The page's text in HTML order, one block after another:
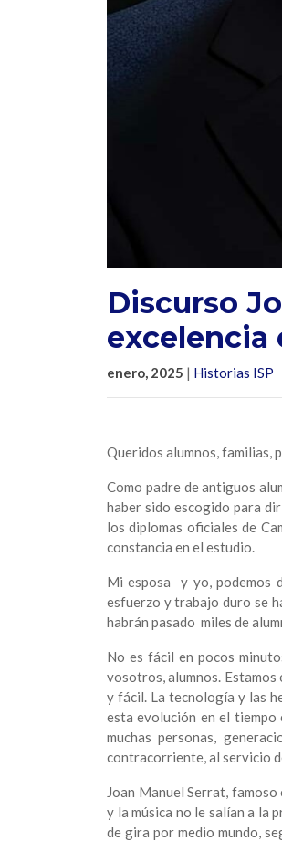
Discurso
excelencia
enero, 2025 | Historias ISP
Queridos alumnos, familias,
Como padre de antiguos
haber sido escogido para
los diplomas oficiales de
constancia en el estudio.
Mi esposa y yo, podemos
esfuerzo y trabajo duro se
habrán pasado miles de
No es fácil en pocos
vosotros, alumnos. Estamos
y fácil. La tecnología y las
esta evolución en el tiempo
muchas personas,
contracorriente, al servicio
Joan Manuel Serrat,
y la música no le salían a la
de gira por medio mundo,